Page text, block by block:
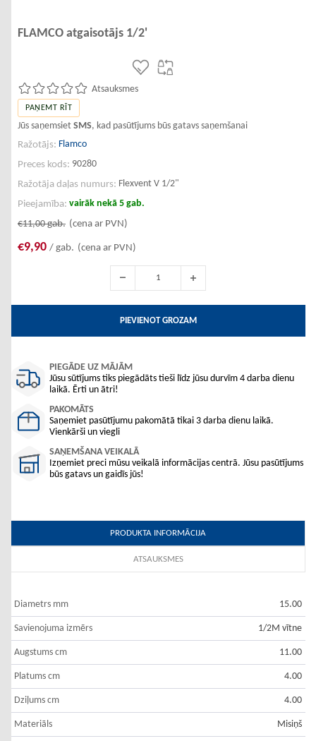
FLAMCO atgaisotājs 1/2'
Atsauksmes
PAŅEMT RĪT
Jūs saņemsiet SMS, kad pasūtījums būs gatavs saņemšanai
Ražotājs: Flamco
Preces kods: 90280
Ražotāja daļas numurs: Flexvent V 1/2"
Pieejamība: vairāk nekā 5 gab.
€11,00gab. (cena ar PVN)
€9,90 / gab. (cena ar PVN)
PIEVIENOT GROZAM
PIEGĀDE UZ MĀJĀM
Jūsu sūtījums tiks piegādāts tieši līdz jūsu durvīm 4 darba dienu
laikā. Ērti un ātri!
PAKOMĀTS
Saņemiet pasūtījumu pakomātā tikai 3 darba dienu laikā.
Vienkārši un viegli
SAŅEMŠANA VEIKALĀ
Izņemiet preci mūsu veikalā informācijas centrā. Jūsu pasūtījums
būs gatavs un gaidīs jūs!
PRODUKTA INFORMĀCIJA
ATSAUKSMES
Diametrs mm 15.00
Savienojuma izmērs 1/2M vītne
Augstums cm 11.00
Platums cm 4.00
Dziļums cm 4.00
Materiāls Misiņš